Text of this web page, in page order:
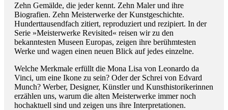
Zehn Gemälde, die jeder kennt. Zehn Maler und ihre
Biografien. Zehn Meisterwerke der Kunstgeschichte.
Hunderttausendfach zitiert, reproduziert und rezipiert. In der
Serie »Meisterwerke Revisited« reisen wir zu den
bekanntesten Museen Europas, zeigen ihre berühmtesten
Werke und wagen einen neuen Blick auf jedes einzelne.
Welche Merkmale erfüllt die Mona Lisa von Leonardo da
Vinci, um eine Ikone zu sein? Oder der Schrei von Edvard
Munch? Werber, Designer, Künstler und Kunsthistorikerinnen
erzählen uns, warum die alten Meisterwerke immer noch
hochaktuell sind und zeigen uns ihre Interpretationen.